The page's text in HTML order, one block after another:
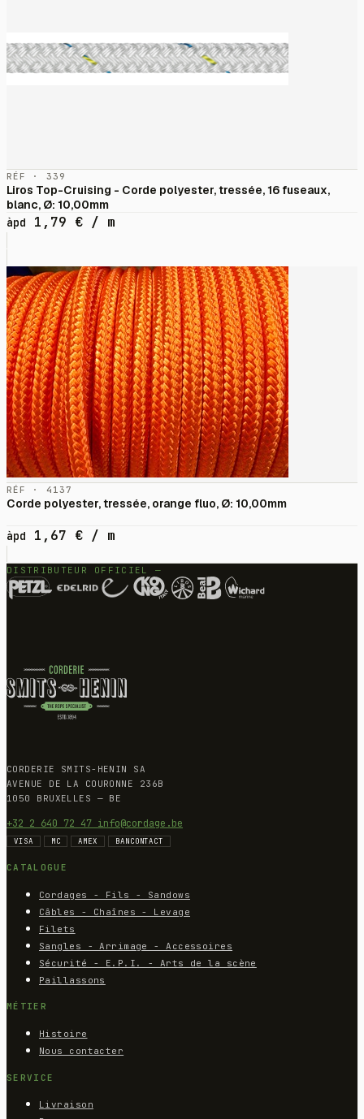
RÉF · 339
Liros Top-Cruising - Corde polyester, tressée, 16 fuseaux,
blanc, Ø: 10,00mm
àpd
1,79 € / m
RÉF · 4137
Corde polyester, tressée, orange fluo, Ø: 10,00mm
àpd 1,67 € / m
DISTRIBUTEUR OFFICIEL —
CORDERIE SMITS-HENIN SA
AVENUE DE LA COURONNE 236B
1050 BRUXELLES — BE
+32 2 640 72 47 info@cordage.be
VISA MC AMEX BANCONTACT
CATALOGUE
Cordages - Fils - Sandows
Câbles - Chaînes - Levage
Filets
Sangles - Arrimage - Accessoires
Sécurité - E.P.I. - Arts de la scène
Paillassons
MÉTIER
Histoire
Nous contacter
SERVICE
Livraison